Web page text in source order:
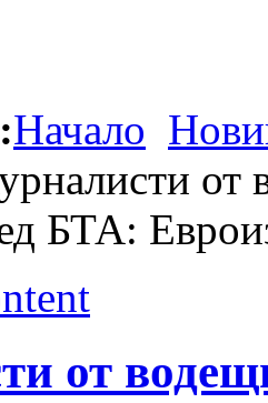
Начало
от
БТА:
от